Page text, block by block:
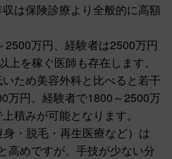
は保険診療より全般的に高額
万円、経験者は2500万円
を稼ぐ医師も存在します。
ため美容外科と比べると若干
万円、経験者で1800～2500万
積みが可能となります。
・脱毛・再生医療など）は
高めですが、手技が少ない分